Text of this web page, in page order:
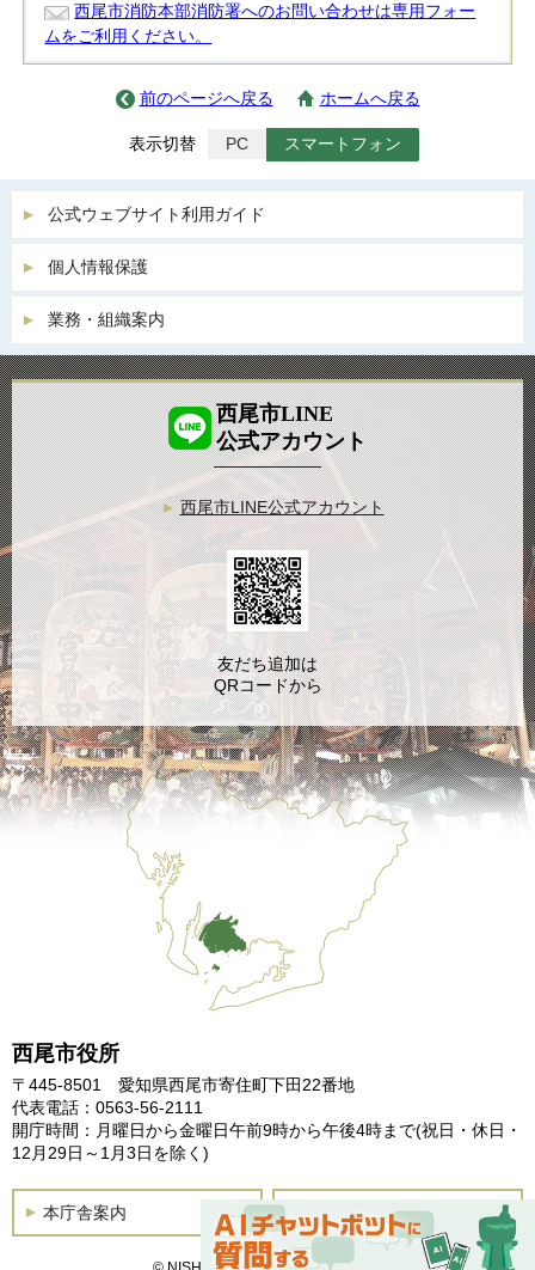
西尾市消防本部消防署へのお問い合わせは専用フォー
ムをご利用ください。
前のページへ戻る ホームへ戻る
表示切替 PC スマートフォン
公式ウェブサイト利用ガイド
個人情報保護
業務・組織案内
西尾市役所
〒445-8501 愛知県西尾市寄住町下田22番地
代表電話：0563-56-2111
開庁時間：月曜日から金曜日午前9時から午後4時まで(祝日・休日・
12月29日～1月3日を除く)
本庁舎案内 土曜開庁
西尾市LINE
公式アカウント
西尾市LINE公式アカウント
友だち追加は
QRコードから